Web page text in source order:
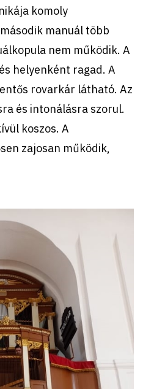
komoly
manuál több
nem működik. A
helyenként ragad. A
rovarkár látható. Az
és intonálásra szorul.
koszos. A
zajosan működik,